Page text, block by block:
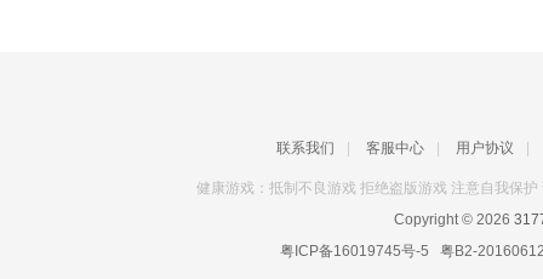
联系我们 客服中心 用户协议
健康游戏：抵制不良游戏 拒绝盗版游戏 注意自我保
Copyright © 2026
粤ICP备16019745号-5 粤B2-